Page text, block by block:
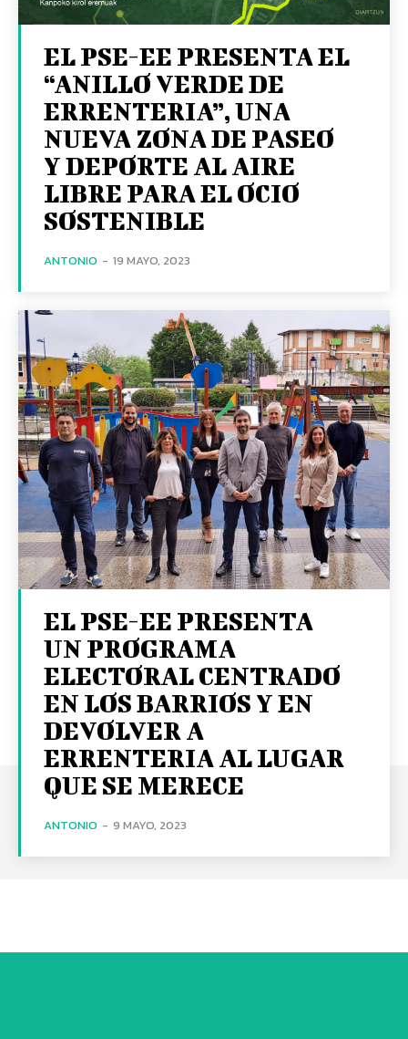
EL PSE-EE PRESENTA EL
“ANILLO VERDE DE
ERRENTERIA”, UNA
NUEVA ZONA DE PASEO
Y DEPORTE AL AIRE
LIBRE PARA EL OCIO
SOSTENIBLE
ANTONIO - 19 MAYO, 2023
EL PSE-EE PRESENTA
UN PROGRAMA
ELECTORAL CENTRADO
EN LOS BARRIOS Y EN
DEVOLVER A
ERRENTERIA AL LUGAR
QUE SE MERECE
ANTONIO - 9 MAYO, 2023